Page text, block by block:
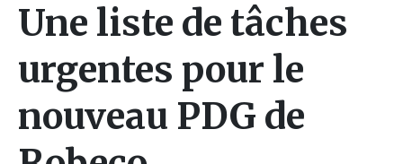
Une liste de tâches
urgentes pour le
nouveau PDG de